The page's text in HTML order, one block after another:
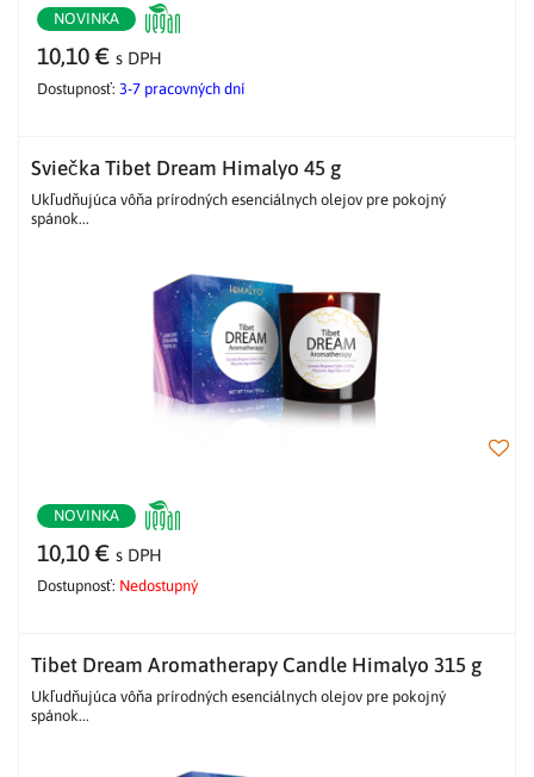
NOVINKA
10,10 € s DPH
Dostupnosť: 3-7 pracovných dní
Sviečka Tibet Dream Himalyo 45 g
Ukľudňujúca vôňa prírodných esenciálnych olejov pre pokojný
spánok...
NOVINKA
10,10 € s DPH
Dostupnosť: Nedostupný
Tibet Dream Aromatherapy Candle Himalyo 315 g
Ukľudňujúca vôňa prírodných esenciálnych olejov pre pokojný
spánok...